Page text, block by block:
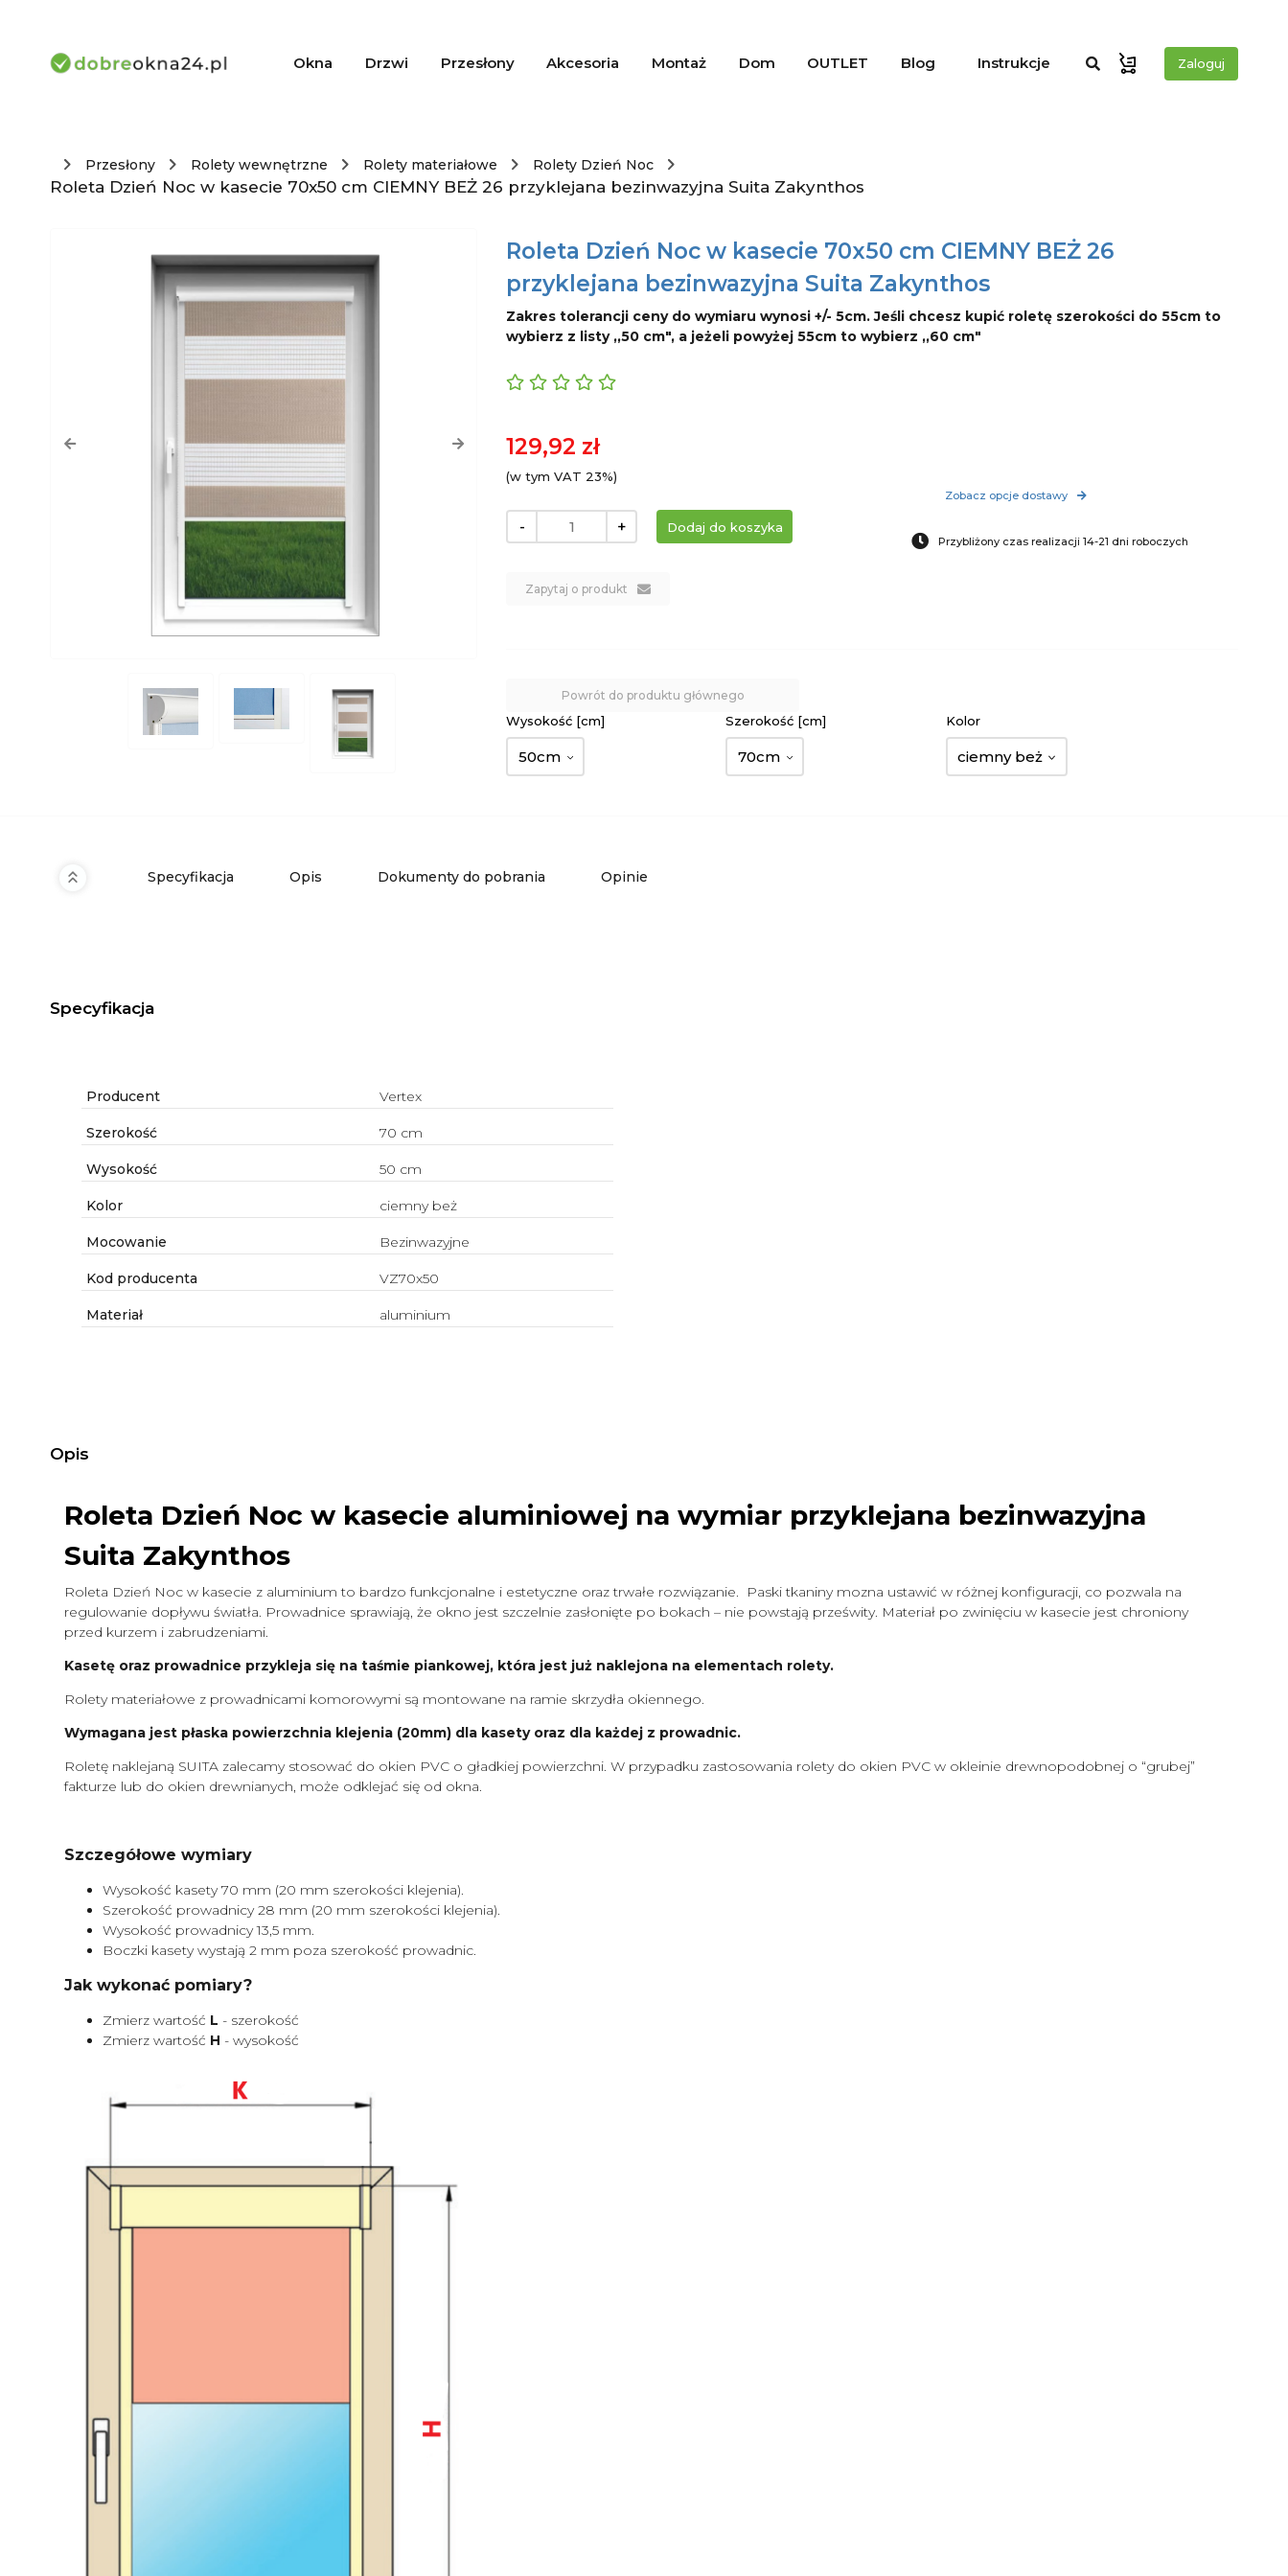
Okna Drzwi Przesłony Akcesoria Montaż Dom OUTLET Blog Instrukcje Zaloguj
Przesłony Rolety wewnętrzne Rolety materiałowe Rolety Dzień Noc
Roleta Dzień Noc w kasecie 70x50 cm CIEMNY BEŻ 26 przyklejana bezinwazyjna Suita Zakynthos
Roleta Dzień Noc w kasecie 70x50 cm CIEMNY BEŻ 26
przyklejana bezinwazyjna Suita Zakynthos
Zakres tolerancji ceny do wymiaru wynosi +/- 5cm. Jeśli chcesz kupić roletę szerokości do 55cm to
wybierz z listy ,,50 cm", a jeżeli powyżej 55cm to wybierz ,,60 cm"
129,92 zł
(w tym VAT 23%)
- +
Zapytaj o produkt
Zobacz opcje dostawy
Przybliżony czas realizacji 14-21 dni roboczych
Powrót do produktu głównego
Wysokość [cm]
50cm
Szerokość [cm]
70cm
Kolor
ciemny beż
Specyfikacja Opis Dokumenty do pobrania Opinie
Specyfikacja
Producent Vertex
Szerokość 70 cm
Wysokość 50 cm
Kolor ciemny beż
Mocowanie Bezinwazyjne
Kod producenta VZ70x50
Materiał aluminium
Opis
Roleta Dzień Noc w kasecie aluminiowej na wymiar przyklejana bezinwazyjna
Suita Zakynthos
Roleta Dzień Noc w kasecie z aluminium to bardzo funkcjonalne i estetyczne oraz trwałe rozwiązanie. Paski tkaniny mozna ustawić w różnej konfiguracji, co pozwala na
regulowanie dopływu światła. Prowadnice sprawiają, że okno jest szczelnie zasłonięte po bokach – nie powstają prześwity. Materiał po zwinięciu w kasecie jest chroniony
przed kurzem i zabrudzeniami.
Kasetę oraz prowadnice przykleja się na taśmie piankowej, która jest już naklejona na elementach rolety.
Rolety materiałowe z prowadnicami komorowymi są montowane na ramie skrzydła okiennego.
Wymagana jest płaska powierzchnia klejenia (20mm) dla kasety oraz dla każdej z prowadnic.
Roletę naklejaną SUITA zalecamy stosować do okien PVC o gładkiej powierzchni. W przypadku zastosowania rolety do okien PVC w okleinie drewnopodobnej o “grubej”
fakturze lub do okien drewnianych, może odklejać się od okna.
Szczegółowe wymiary
Wysokość kasety 70 mm (20 mm szerokości klejenia).
Szerokość prowadnicy 28 mm (20 mm szerokości klejenia).
Wysokość prowadnicy 13,5 mm.
Boczki kasety wystają 2 mm poza szerokość prowadnic.
Jak wykonać pomiary?
Zmierz wartość L - szerokość
Zmierz wartość H - wysokość